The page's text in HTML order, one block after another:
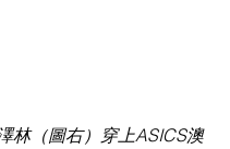
林（圖右）穿上ASICS澳